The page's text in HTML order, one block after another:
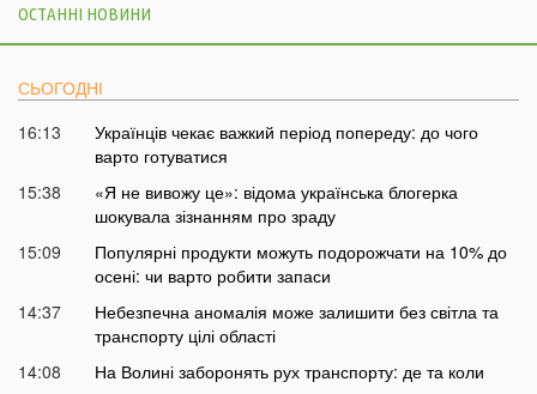
ОСТАННІ НОВИНИ
СЬОГОДНІ
16:13
Українців чекає важкий період попереду: до чого
варто готуватися
15:38
«Я не вивожу це»: відома українська блогерка
шокувала зізнанням про зраду
15:09
Популярні продукти можуть подорожчати на 10% до
осені: чи варто робити запаси
14:37
Небезпечна аномалія може залишити без світла та
транспорту цілі області
14:08
На Волині заборонять рух транспорту: де та коли